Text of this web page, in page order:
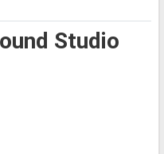
Studio